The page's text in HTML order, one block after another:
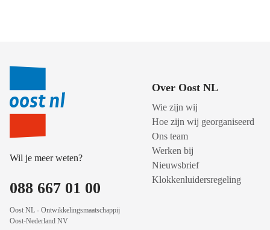
Wil je meer weten?
088 667 01 00
Oost NL - Ontwikkelingsmaatschappij
Oost-Nederland NV
Over Oost NL
Wie zijn wij
Hoe zijn wij georganiseerd
Ons team
Werken bij
Nieuwsbrief
Klokkenluidersregeling